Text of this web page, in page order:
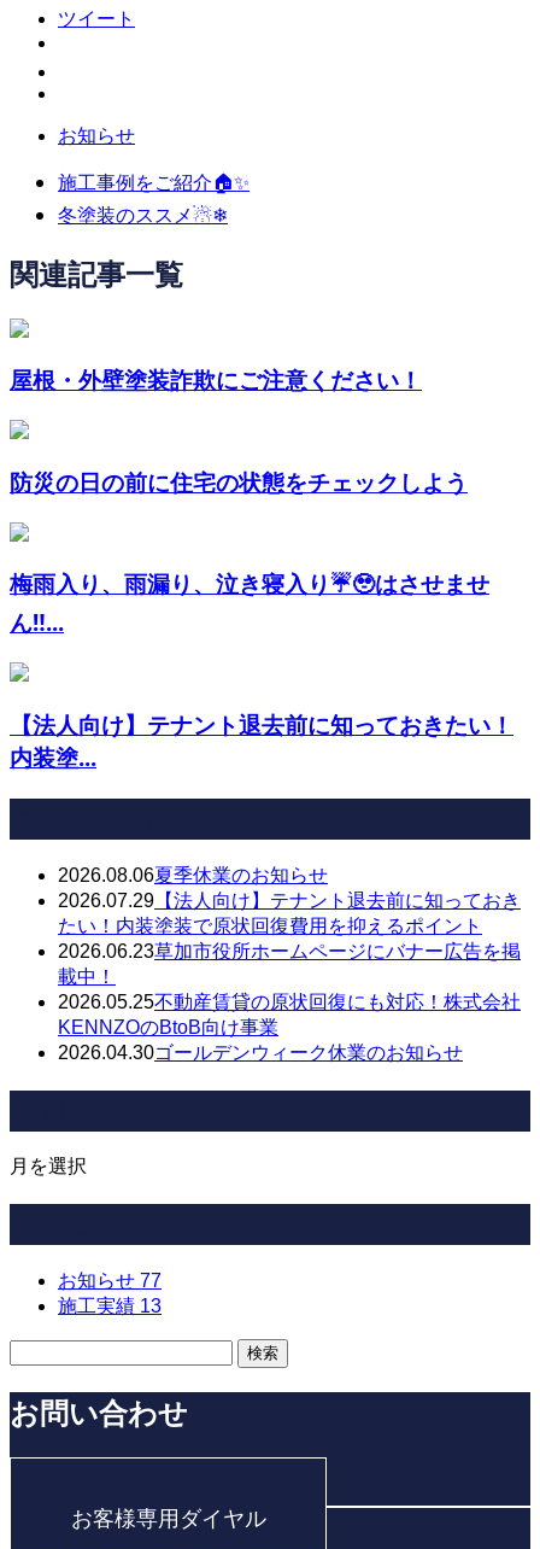
ツイート
お知らせ
施工事例をご紹介🏠✨️
冬塗装のススメ☃❄
関連記事一覧
屋根・外壁塗装詐欺にご注意ください！
防災の日の前に住宅の状態をチェックしよう
梅雨入り、雨漏り、泣き寝入り☔️🥹‪はさせませ
ん‼...
【法人向け】テナント退去前に知っておきたい！
内装塗...
2026.08.06夏季休業のお知らせ
2026.07.29 【法人向け】テナント退去前に知っておき
たい！内装塗装で原状回復費用を抑えるポイント
2026.06.23草加市役所ホームページにバナー広告を掲
載中！
2026.05.25不動産賃貸の原状回復にも対応！株式会社
KENNZOのBtoB向け事業
2026.04.30ゴールデンウィーク休業のお知らせ
月を選択
お知らせ 77
施工実績 13
お問い合わせ
お客様専用ダイヤル